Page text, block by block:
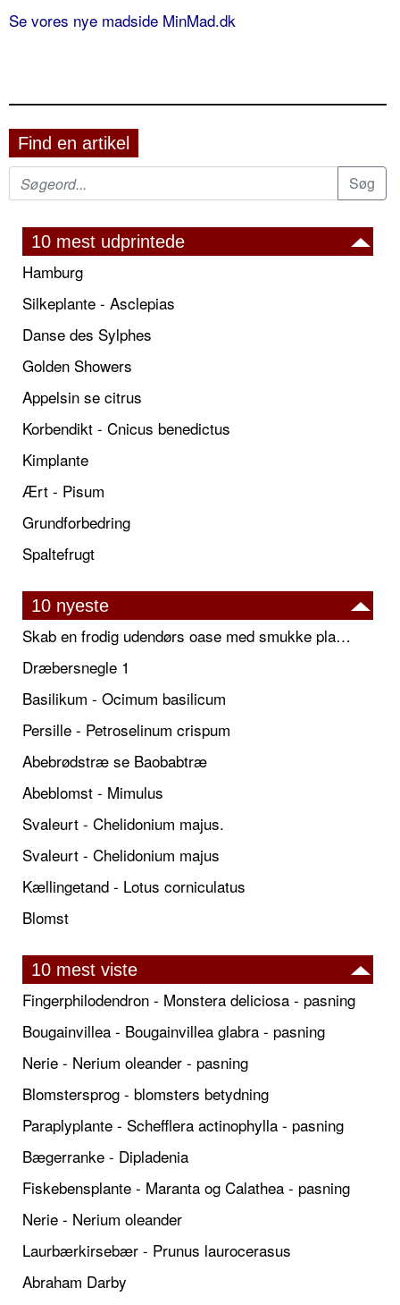
Se vores nye madside MinMad.dk
Find en artikel
10 mest udprintede
Hamburg
Silkeplante - Asclepias
Danse des Sylphes
Golden Showers
Appelsin se citrus
Korbendikt - Cnicus benedictus
Kimplante
Ært - Pisum
Grundforbedring
Spaltefrugt
10 nyeste
Skab en frodig udendørs oase med smukke plantekrukker og elegante espalier
Dræbersnegle 1
Basilikum - Ocimum basilicum
Persille - Petroselinum crispum
Abebrødstræ se Baobabtræ
Abeblomst - Mimulus
Svaleurt - Chelidonium majus.
Svaleurt - Chelidonium majus
Kællingetand - Lotus corniculatus
Blomst
10 mest viste
Fingerphilodendron - Monstera deliciosa - pasning
Bougainvillea - Bougainvillea glabra - pasning
Nerie - Nerium oleander - pasning
Blomstersprog - blomsters betydning
Paraplyplante - Schefflera actinophylla - pasning
Bægerranke - Dipladenia
Fiskebensplante - Maranta og Calathea - pasning
Nerie - Nerium oleander
Laurbærkirsebær - Prunus laurocerasus
Abraham Darby